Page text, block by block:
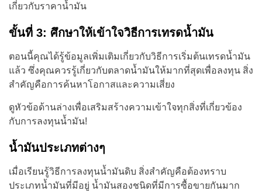
เกี่ยวกับราคาน้ำมัน
ขั้นที่ 3: ศึกษาให้เข้าใจวิธีการเทรดน้ำมัน
ตอนนี้คุณได้รู้ข้อมูลเพิ่มเติมเกี่ยวกับวิธีการเริ่มต้นเทรดน้ำมัน
แล้ว ซึ่งคุณควรรู้เกี่ยวกับตลาดน้ำมันให้มากที่สุดเพื่อลงทุน สิ่ง
สำคัญคือการค้นหาโอกาสและความเสี่ยง
ดูหัวข้อด้านล่างเพื่อเสริมสร้างความเข้าใจทุกสิ่งที่เกี่ยวข้อง
กับการลงทุนน้ำมัน!
น้ำมันประเภทต่างๆ
เมื่อเรียนรู้วิธีการลงทุนน้ำมันดิบ สิ่งสำคัญคือต้องทราบ
ประเภทน้ำมันที่มีอยู่ น้ำมันสองชนิดที่มีการซื้อขายกันมาก